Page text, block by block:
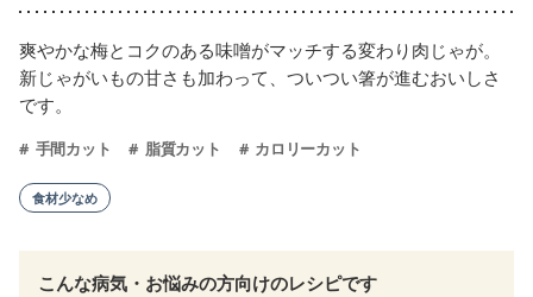
爽やかな梅とコクのある味噌がマッチする変わり肉じゃが。
新じゃがいもの甘さも加わって、ついつい箸が進むおいしさ
です。
手間カット 脂質カット カロリーカット
食材少なめ
こんな病気・お悩みの方向けのレシピです